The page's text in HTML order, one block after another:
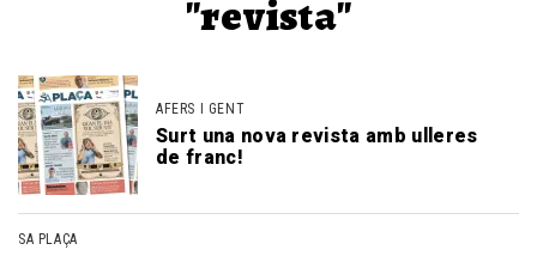
"revista"
AFERS I GENT
Surt una nova revista amb ulleres
de franc!
SA PLAÇA